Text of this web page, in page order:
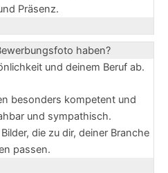
Präsenz.
haben?
und deinem Beruf ab.
besonders kompetent und
und sympathisch.
die zu dir, deiner Branche
passen.